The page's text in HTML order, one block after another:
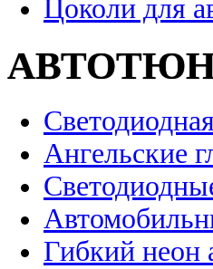
Цоколи для
Ангельские
Гибкий неон